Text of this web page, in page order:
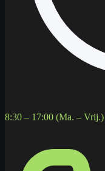
8:30 – 17:00 (Ma. – Vrij.)